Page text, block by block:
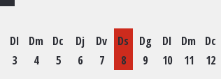
Dl
3
Dm
4
Dc
5
Dj
6
Dv
7
Ds
8
Dg
9
Dl
10
Dm
11
Dc
12